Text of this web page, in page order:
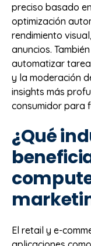
preciso basado
optimización
rendimiento
anuncios.
automatizar
y la moderación
insights más
consumidor para
¿Qué
El retail y e-